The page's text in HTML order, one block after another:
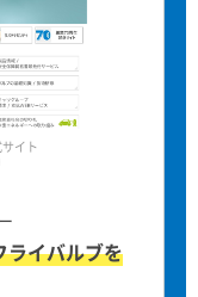
イト
ライバルブを